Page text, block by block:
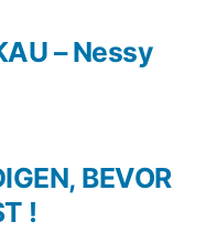
BEVOR
!
– Nessy